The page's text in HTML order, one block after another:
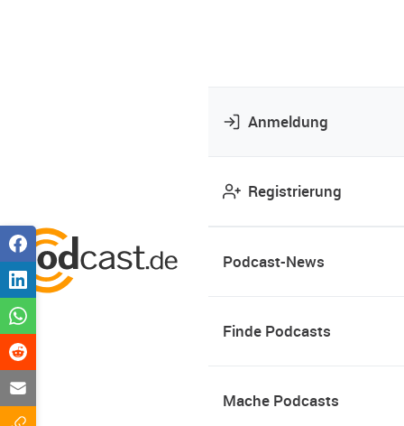
Anmeldung
Registrierung
Podcast-News
Finde Podcasts
Mache Podcasts